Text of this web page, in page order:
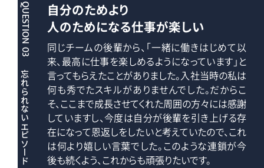
QUESTION 03
忘れられないエピソード
自分のためより
人のためになる仕事が楽しい
同じチームの後輩から、「一緒に働きはじめて以
来、最高に仕事を楽しめるようになっています」と
言ってもらえたことがありました。入社当時の私は
何も秀でたスキルがありませんでした。だからこ
そ、ここまで成長させてくれた周囲の方々には感謝
していますし、今度は自分が後輩を引き上げる存
在になって恩返しをしたいと考えていたので、これ
は何より嬉しい言葉でした。このような連鎖が今
後も続くよう、これからも頑張りたいです。